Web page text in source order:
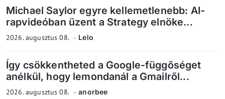
Michael Saylor egyre kellemetlenebb: AI-
rapvideóban üzent a Strategy elnöke...
2026. augusztus 08. Lelo
Így csökkentheted a Google-függőséget
anélkül, hogy lemondanál a Gmailről...
2026. augusztus 08. anorbee